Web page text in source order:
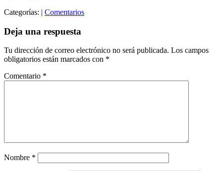
Categorías: | Comentarios
Deja una respuesta
Tu dirección de correo electrónico no será publicada. Los campos
obligatorios están marcados con *
Comentario *
Nombre *